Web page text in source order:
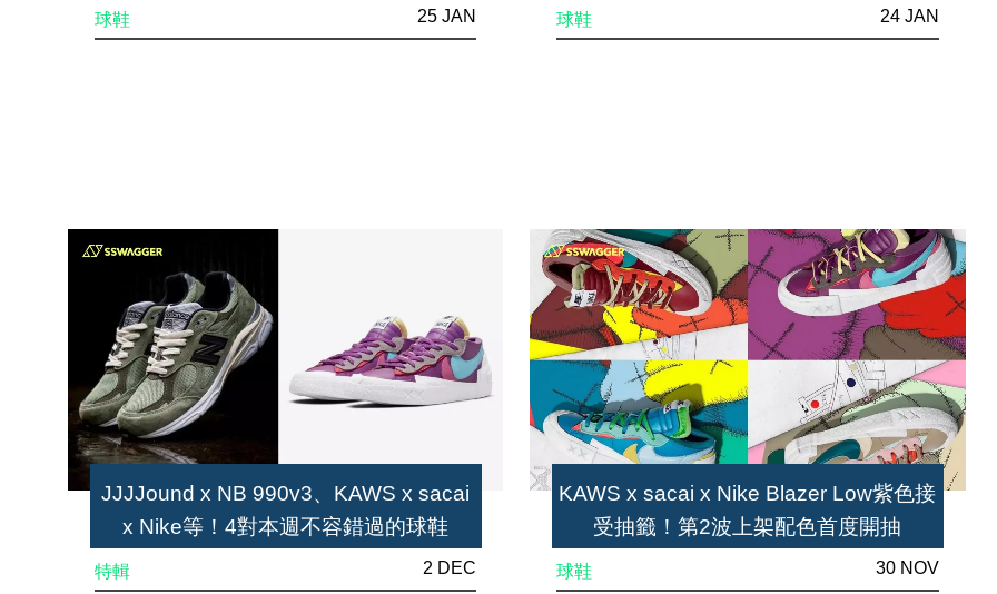
球鞋 25 JAN
JJJJound x NB 990v3、KAWS x sacai
x Nike等！4對本週不容錯過的球鞋
特輯 2 DEC
球鞋 24 JAN
KAWS x sacai x Nike Blazer Low紫色接
受抽籤！第2波上架配色首度開抽
球鞋 30 NOV